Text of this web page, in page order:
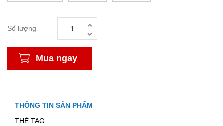
Số lượng
Mua ngay
THÔNG TIN SẢN PHẨM
THẺ TAG